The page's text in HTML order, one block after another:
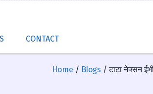
CONTACT
Home / Blogs / टाटा नेक्सन